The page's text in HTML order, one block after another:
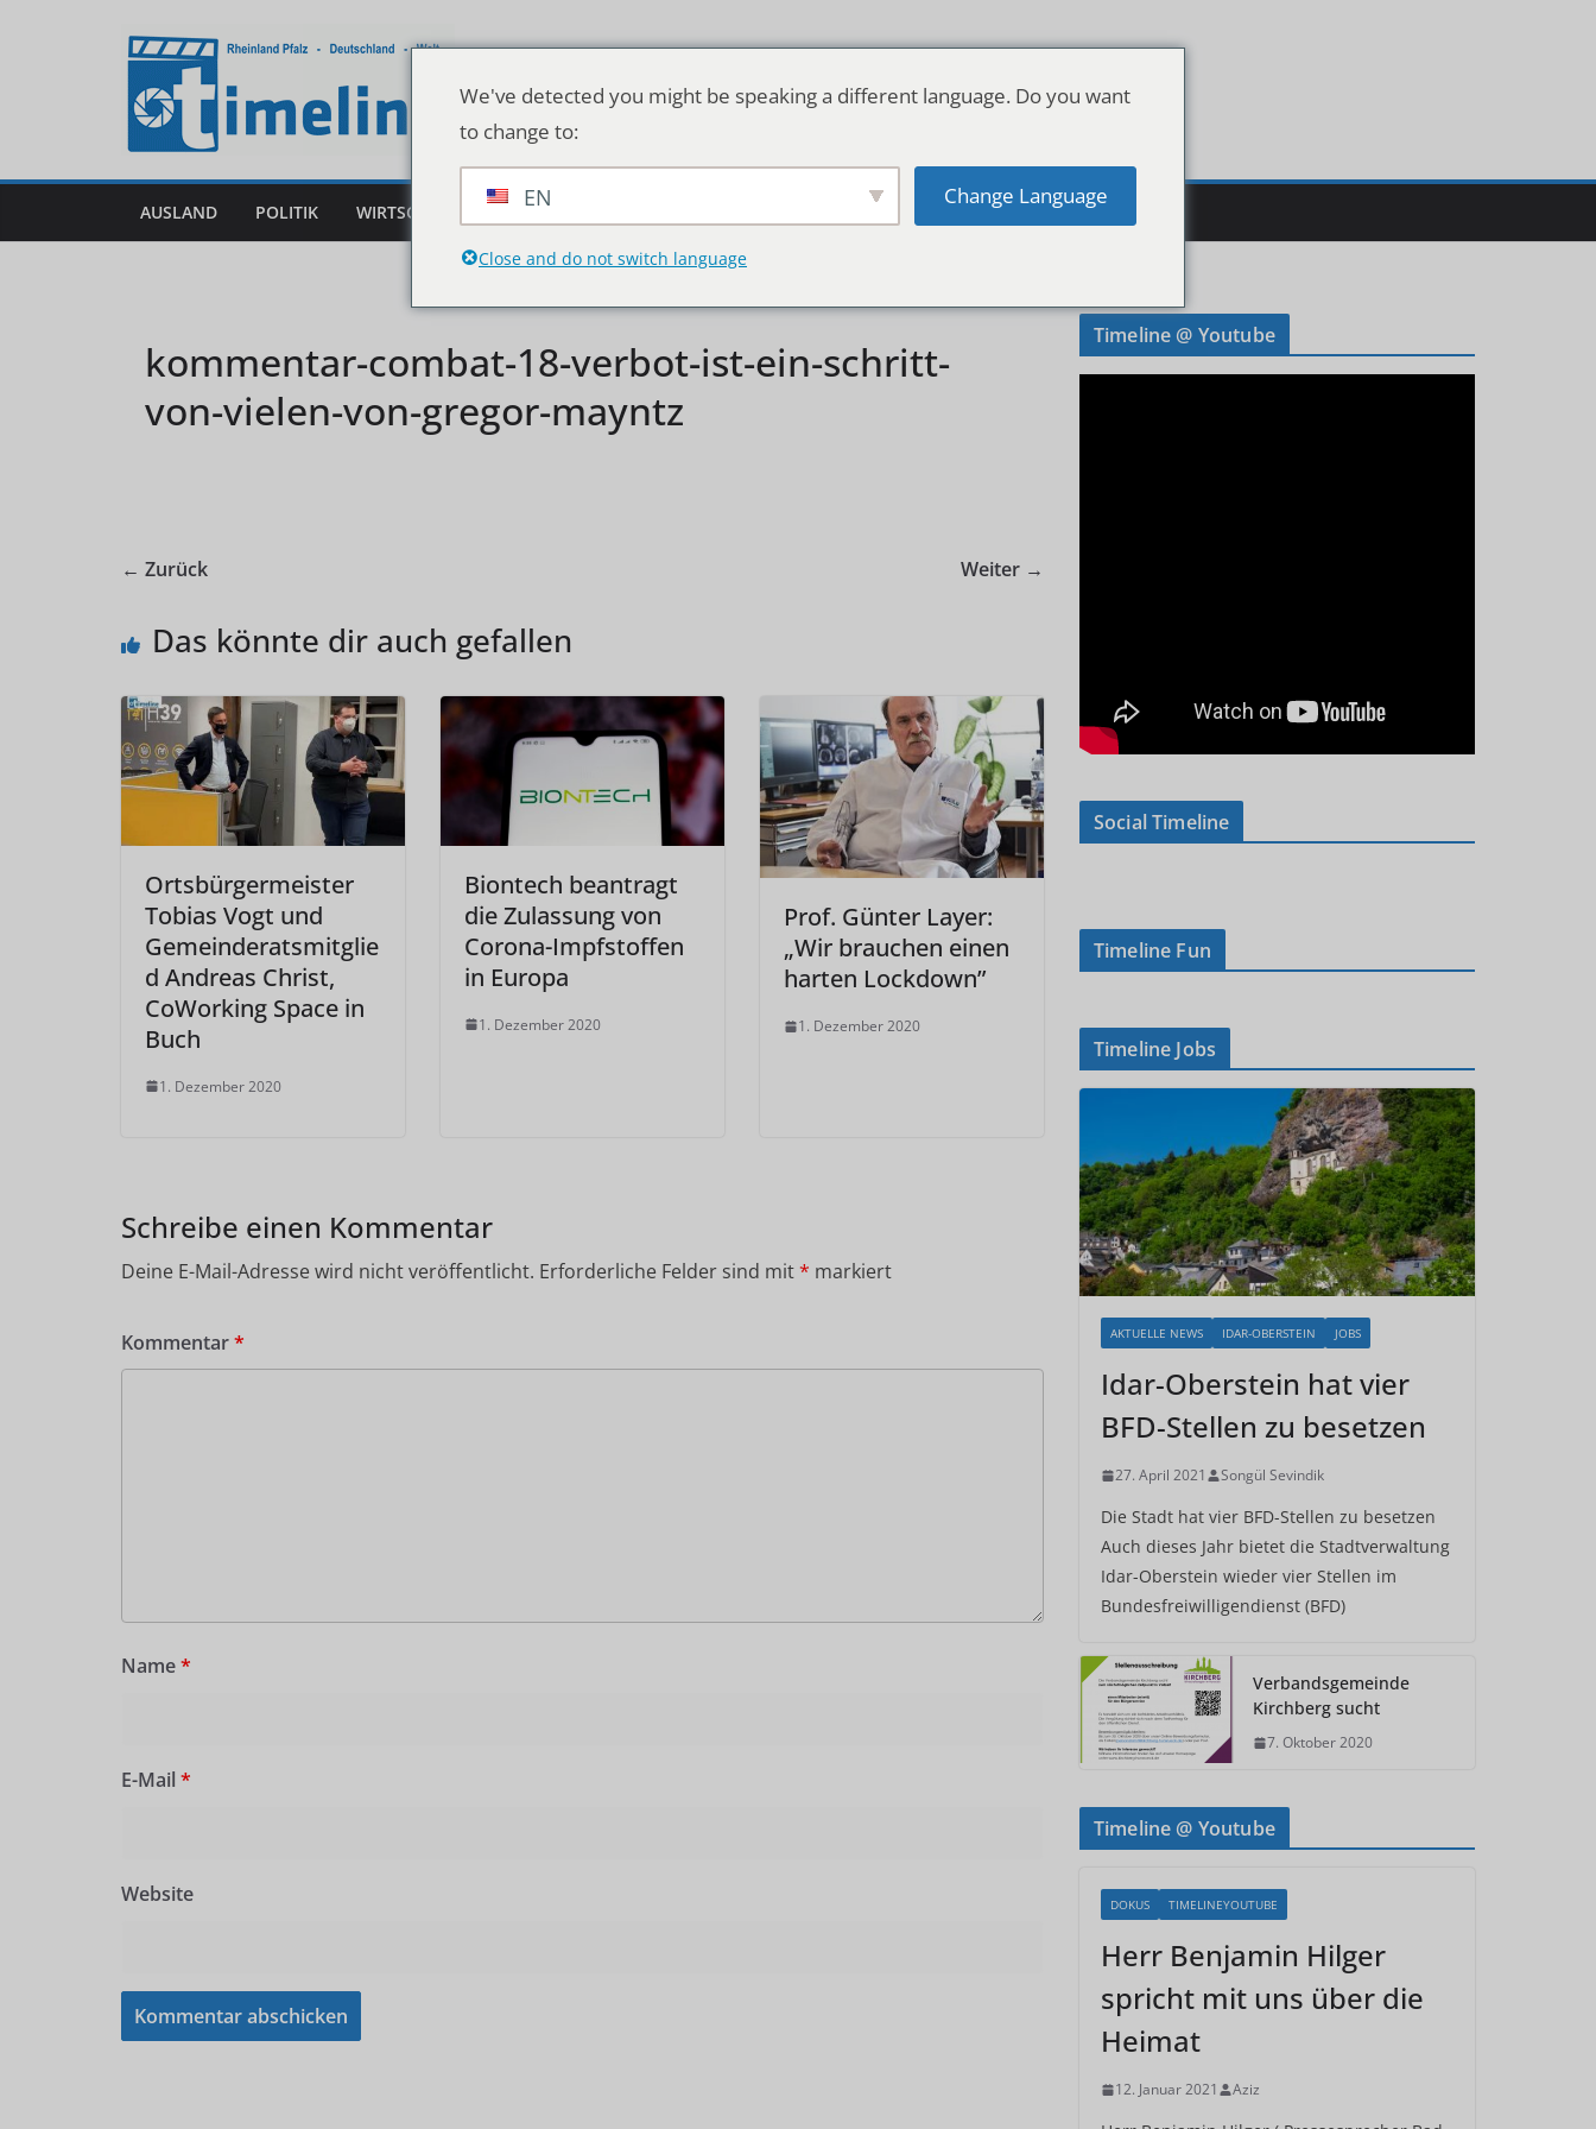
AUSLAND POLITIK WIRTSCHAFT DEUTSCHLAND & WELT
kommentar-combat-18-verbot-ist-ein-schritt-
von-vielen-von-gregor-mayntz
← Zurück Weiter →
Das könnte dir auch gefallen
Ortsbürgermeister
Tobias Vogt und
Gemeinderatsmitglie
d Andreas Christ,
CoWorking Space in
Buch
1. Dezember 2020
Biontech beantragt
die Zulassung von
Corona-Impfstoffen
in Europa
1. Dezember 2020
Prof. Günter Layer:
„Wir brauchen einen
harten Lockdown”
1. Dezember 2020
Schreibe einen Kommentar
Deine E-Mail-Adresse wird nicht veröffentlicht. Erforderliche Felder sind mit* markiert
Kommentar*
Name*
E-Mail *
Website
Timeline @ Youtube
Social Timeline
Timeline Fun
Timeline Jobs
AKTUELLE NEWS IDAR-OBERSTEIN JOBS
Idar-Oberstein hat vier
BFD-Stellen zu besetzen
27. April 2021 Songül Sevindik
Die Stadt hat vier BFD-Stellen zu besetzen
Auch dieses Jahr bietet die Stadtverwaltung
Idar-Oberstein wieder vier Stellen im
Bundesfreiwilligendienst (BFD)
Verbandsgemeinde
Kirchberg sucht
7. Oktober 2020
Timeline @ Youtube
DOKUS TIMELINEYOUTUBE
Herr Benjamin Hilger
spricht mit uns über die
Heimat
12. Januar 2021 Aziz
We've detected you might be speaking a different language. Do you want
to change to:
EN Change Language
Close and do not switch language